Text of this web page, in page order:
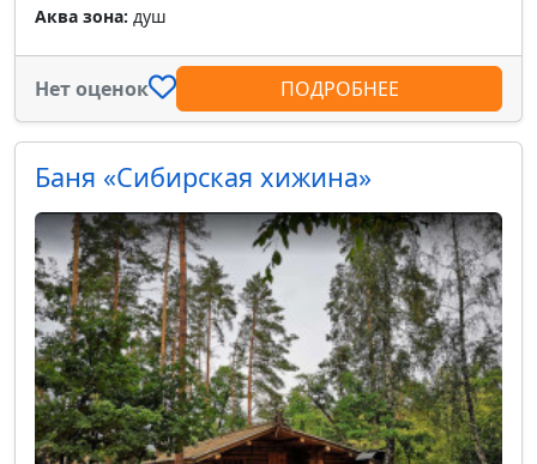
Аква зона: душ
Нет оценок ПОДРОБНЕЕ
Баня «Сибирская хижина»